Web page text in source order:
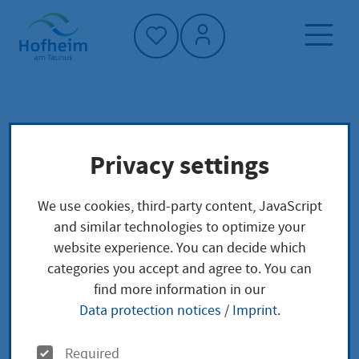
Home"
Personalausweis neu beantragen wegen
Namensänderung bei Heirat
Personalausweis neu
beantragen wegen
Namensänderung bei
Privacy settings
We use cookies, third-party content, JavaScript
and similar technologies to optimize your
website experience. You can decide which
categories you accept and agree to. You can
find more information in our
Data protection notices / Imprint.
O
Required